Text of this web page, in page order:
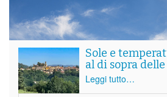
Sole e
al di sopra
Leggi tutto…